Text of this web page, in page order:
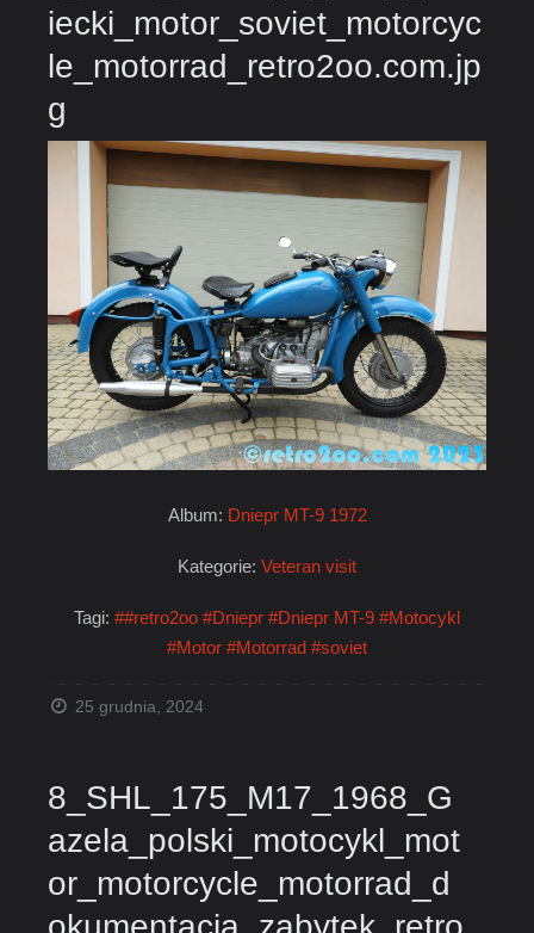
iecki_motor_soviet_motorcyc
le_motorrad_retro2oo.com.jp
g
Album: Dniepr MT-9 1972
Kategorie: Veteran visit
Tagi: ##retro2oo #Dniepr #Dniepr MT-9 #Motocykl
#Motor #Motorrad #soviet
25 grudnia, 2024
8_SHL_175_M17_1968_G
azela_polski_motocykl_mot
or_motorcycle_motorrad_d